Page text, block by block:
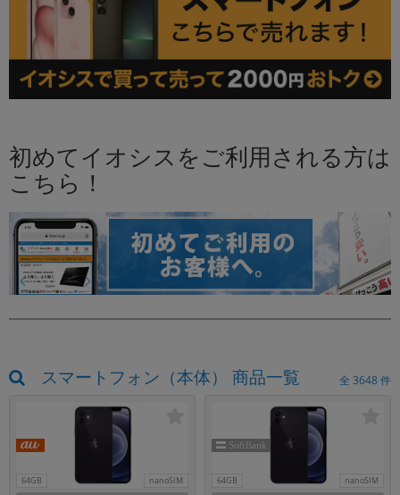
初めてイオシスをご利用される方は
こちら！
スマートフォン（本体） 商品一覧 全 3648 件
64GB nanoSIM 64GB nanoSIM